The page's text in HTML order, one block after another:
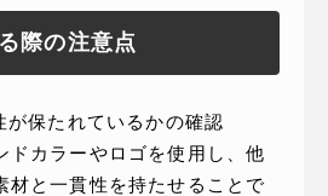
際の注意点
が保たれているかの確認
ドカラーやロゴを使用し、他
材と一貫性を持たせることで